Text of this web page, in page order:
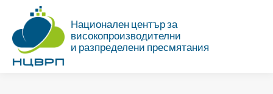
Национален център за
високопроизводителни
и разпределени пресмятания